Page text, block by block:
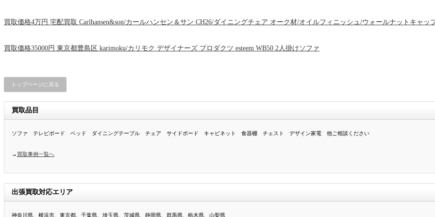
買取価格4万円 宅配買取 Carlhansen&son/カールハンセン＆サン CH26/ダイニングチェア オーク材/オイルフィニッシュ/ウォールナットキャッ
買取価格35000円 東京都豊島区 karimoku/カリモク デザイナーズ プロダクツ esteem WB50 2人掛けソファ
トップページに戻る
買取品目
ソファ テレビボード ベッド ダイニングテーブル チェア サイドボード キャビネット 食器棚 チェスト デザイン家電 他ご相談ください
→ 買取事例一覧へ
出張買取対応エリア
神奈川県、横浜市、東京都、千葉県、埼玉県、茨城県、静岡県、群馬県、栃木県、山梨県